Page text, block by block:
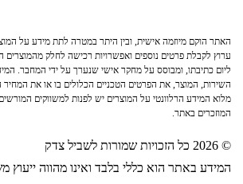
האתר הוקם מיוזמה אישית, ובין היתר במטרה לתת מידע על
ערוץ לקבלת פרטים נוספים ואפשרויות רכישה לחלק מהמוצרים
ליום כתיבתו, ומבוסס על מחקר אישי שנערך על ידי המחבר.
השירות, המוצר, את הפרטים הטכניים הכלולים בו או את המחיר
מלוא המידע הרלוונטי על המוצרים יש לפנות למשווקים
המוזכרים באתר.
© 2026 כל הזכויות שמורות לשביל צדק
המידע באתר הוא כללי בלבד ואינו מהווה ייעוץ